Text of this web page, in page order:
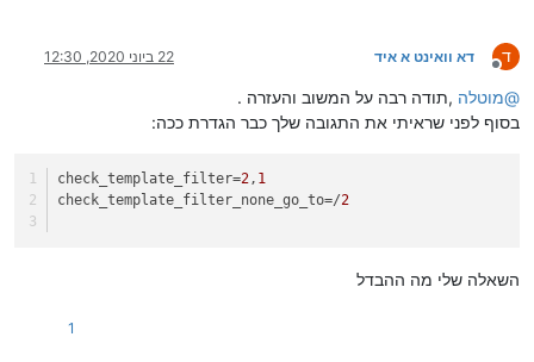
ד
מנותק
דא וואינט א איד 22 ביוני 2020, 12:30
@מוטלה ,תודה רבה על המשוב והעזרה .
בסוף לפני שראיתי את התגובה שלך כבר הגדרת ככה:
check_template_filter=2, 1
check_template_filter_none_go_to=/2
השאלה שלי מה ההבדל
1